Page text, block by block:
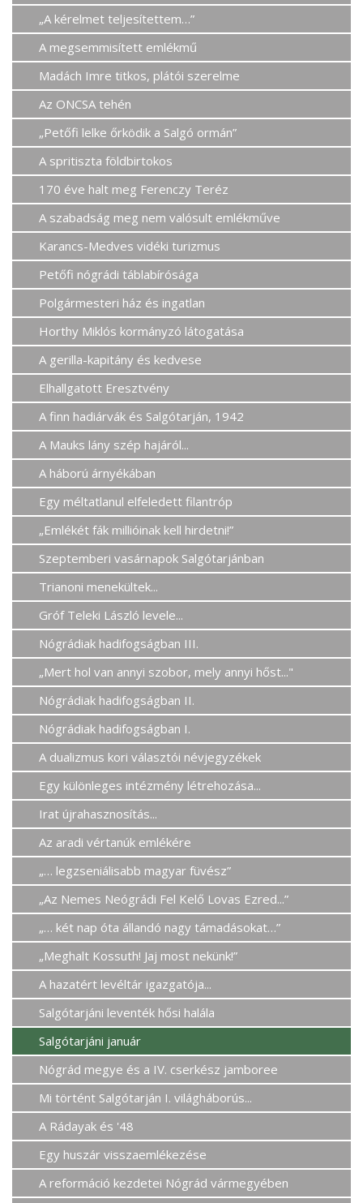
„A kérelmet teljesítettem…”
A megsemmisített emlékmű
Madách Imre titkos, plátói szerelme
Az ONCSA tehén
„Petőfi lelke őrködik a Salgó ormán”
A spritiszta földbirtokos
170 éve halt meg Ferenczy Teréz
A szabadság meg nem valósult emlékműve
Karancs-Medves vidéki turizmus
Petőfi nógrádi táblabírósága
Polgármesteri ház és ingatlan
Horthy Miklós kormányzó látogatása
A gerilla-kapitány és kedvese
Elhallgatott Eresztvény
A finn hadiárvák és Salgótarján, 1942
A Mauks lány szép hajáról...
A háború árnyékában
Egy méltatlanul elfeledett filantróp
„Emlékét fák millióinak kell hirdetni!”
Szeptemberi vasárnapok Salgótarjánban
Trianoni menekültek...
Gróf Teleki László levele...
Nógrádiak hadifogságban III.
„Mert hol van annyi szobor, mely annyi hőst..."
Nógrádiak hadifogságban II.
Nógrádiak hadifogságban I.
A dualizmus kori választói névjegyzékek
Egy különleges intézmény létrehozása...
Irat újrahasznosítás...
Az aradi vértanúk emlékére
„… legzseniálisabb magyar füvész”
„Az Nemes Neógrádi Fel Kelő Lovas Ezred...”
„… két nap óta állandó nagy támadásokat…”
„Meghalt Kossuth! Jaj most nekünk!”
A hazatért levéltár igazgatója...
Salgótarjáni leventék hősi halála
Salgótarjáni január
Nógrád megye és a IV. cserkész jamboree
Mi történt Salgótarján I. világháborús...
A Rádayak és '48
Egy huszár visszaemlékezése
A reformáció kezdetei Nógrád vármegyében